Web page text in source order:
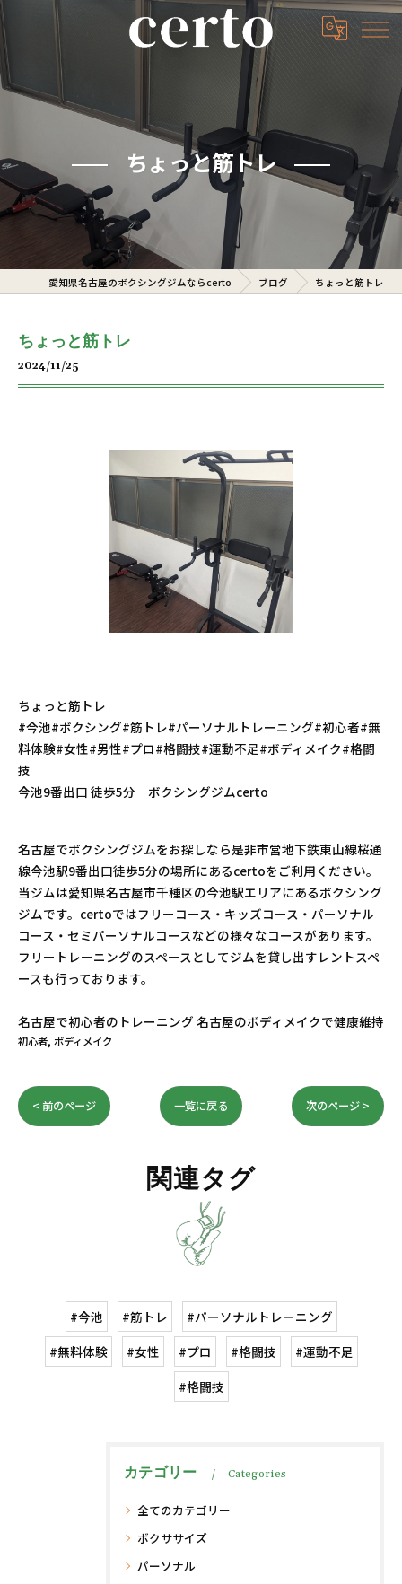
ちょっと筋トレ
愛知県名古屋のボクシングジムならcerto ブログ ちょっと筋トレ
ちょっと筋トレ
2024/11/25
ちょっと筋トレ
#今池#ボクシング#筋トレ#パーソナルトレーニング#初心者#無
料体験#女性#男性#プロ#格闘技#運動不足#ボディメイク#格闘
技
今池9番出口 徒歩5分 ボクシングジムcerto
名古屋でボクシングジムをお探しなら是非市営地下鉄東山線桜通
線今池駅9番出口徒歩5分の場所にあるcertoをご利用ください。
当ジムは愛知県名古屋市千種区の今池駅エリアにあるボクシング
ジムです。certoではフリーコース・キッズコース・パーソナル
コース・セミパーソナルコースなどの様々なコースがあります。
フリートレーニングのスペースとしてジムを貸し出すレントスペ
ースも行っております。
名古屋で初心者のトレーニング 名古屋のボディメイクで健康維持
初心者 ボディメイク
< 前のページ 一覧に戻る 次のページ >
関連タグ
#今池 #筋トレ
#パーソナルトレーニング
#無料体験
#女性 #プロ #格闘技
#運動不足
#格闘技
カテゴリー Categories
全てのカテゴリー
ボクササイズ
パーソナル